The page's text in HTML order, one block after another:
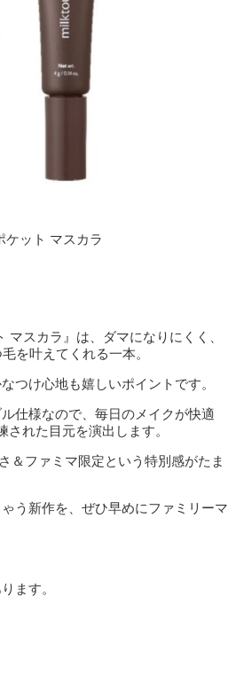
ケット マスカラ
マスカラ』は、ダマになりにくく、
を叶えてくれる一本。
つけ心地も嬉しいポイントです。
仕様なので、毎日のメイクが快適
れた目元を演出します。
＆ファミマ限定という特別感がたま
う新作を、ぜひ早めにファミリーマ
ます。